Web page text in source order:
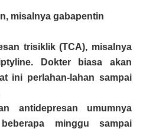
gabapentin
(TCA), misalnya
Dokter biasa akan
ini perlahan-lahan sampai
antidepresan umumnya
minggu sampai